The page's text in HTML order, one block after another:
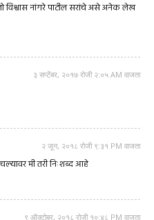
नांगरे पाटील सरांचे असे अनेक लेख
३ सप्टेंबर, २०१७ रोजी २:०५ AM वाजता
२ जून, २०१८ रोजी ९:३१ PM वाजता
मी तरी निःशब्द आहे
९ ऑक्टोबर, २०१८ रोजी १०:४८ PM वाजता